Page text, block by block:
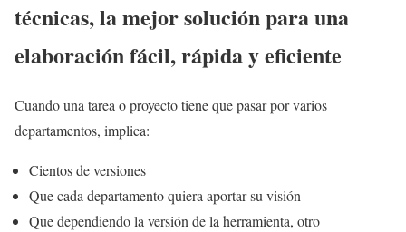
técnicas, la mejor solución para una
elaboración fácil, rápida y eficiente
Cuando una tarea o proyecto tiene que pasar por varios
departamentos, implica:
Cientos de versiones
Que cada departamento quiera aportar su visión
Que dependiendo la versión de la herramienta, otro